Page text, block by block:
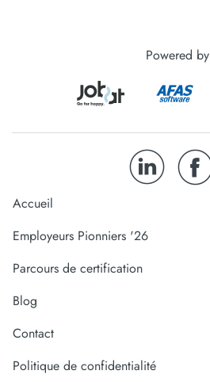
Powered by
Accueil
Employeurs Pionniers '26
Parcours de certification
Blog
Contact
Politique de confidentialité